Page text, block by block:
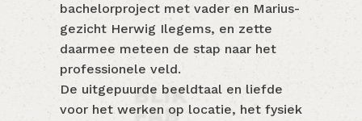
bachelorproject met vader en Marius-
gezicht Herwig Ilegems, en zette
daarmee meteen de stap naar het
professionele veld.
De uitgepuurde beeldtaal en liefde
voor het werken op locatie, het fysiek